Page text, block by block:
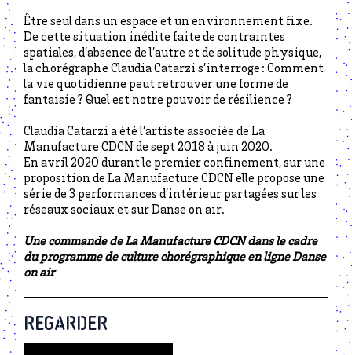
Être seul dans un espace et un environnement fixe.
De cette situation inédite faite de contraintes
spatiales,d’absence de l’autre et de solitude physique,
la chorégraphe Claudia Catarzi s’interroge : Comment
la vie quotidienne peut retrouver une forme de
fantaisie ? Quel est notre pouvoir de résilience ?
Claudia Catarzi a été l’artiste associée de La
Manufacture CDCN de sept 2018 à juin 2020.
En avril 2020 durant le premier confinement, sur une
proposition de La Manufacture CDCN elle propose une
série de 3 performances d’intérieur partagées sur les
réseaux sociaux et sur Danse on air.
Une commande de La Manufacture CDCN dans le cadre
du programme de culture chorégraphique en ligne Danse
on air
REGARDER